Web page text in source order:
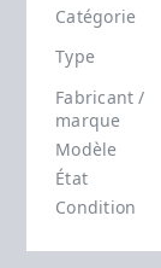
Catégorie
Type
Fabricant /
marque
Modèle
État
Condition